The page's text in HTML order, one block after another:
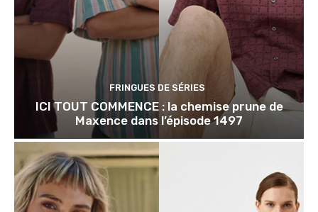
FRINGUES DE SÉRIES
ICI TOUT COMMENCE : la chemise prune de
Maxence dans l’épisode 1497